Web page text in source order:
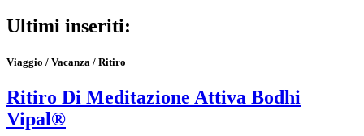
Ultimi inseriti:
Viaggio / Vacanza / Ritiro
Ritiro Di Meditazione Attiva Bodhi
Vipal®